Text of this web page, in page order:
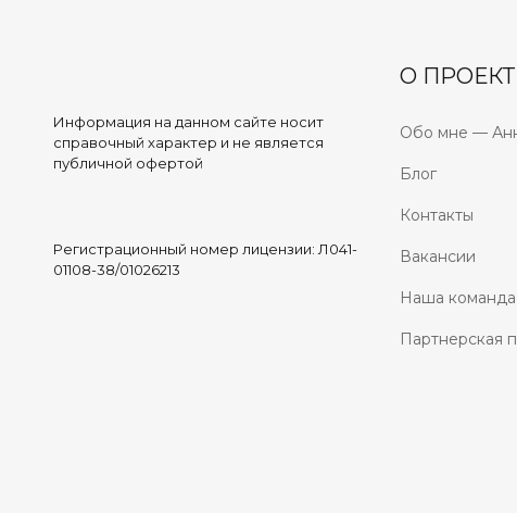
Информация на данном сайте носит
справочный характер и не является
публичной офертой
Регистрационный номер лицензии: Л041-
01108-38/01026213
О
Обо мне —
Блог
Контакты
Вакансии
Наша команда
Партнерская